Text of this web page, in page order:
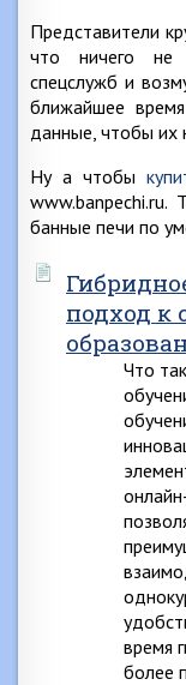
Представители
что ничего не
спецслужб и
ближайшее
данные, чтобы их
Ну а чтобы
www.banpechi.ru.
банные печи по
подход к
Что
время
более